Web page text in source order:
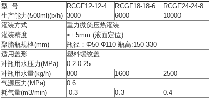
型 号 RCGF12-12-4 RCGF18-18-6 RCGF24-24-8
生产能力(500ml)(b/h) 3000 6000 10000
灌装方式
重力微负压热灌装
灌装精度
≤± 5mm (液面定位)
聚脂瓶规格(mm)
瓶径：Φ50-Φ110 瓶高:150-330
适用盖形
塑料螺纹盖
冲瓶用水压力(MPa)
0.2-0.25
冲瓶用水量(kg/h)
800 1600 2500
气源压力(MPa)
0.6
耗气量(m3/min)
0.3 0.3 0.4